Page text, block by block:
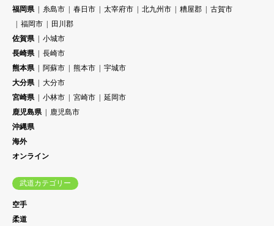
福岡県
糸島市 春日市 太宰府市 北九州市 糟屋郡
古賀市
福岡市
田川郡
佐賀県
小城市
長崎県
長崎市
熊本県
阿蘇市 熊本市
宇城市
大分県
大分市
宮崎県
小林市 宮崎市
延岡市
鹿児島県
鹿児島市
沖縄県
海外
オンライン
武道カテゴリー
空手
柔道